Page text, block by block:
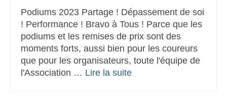
Podiums 2023 Partage ! Dépassement de soi
! Performance ! Bravo à Tous ! Parce que les
podiums et les remises de prix sont des
moments forts, aussi bien pour les coureurs
que pour les organisateurs, toute l'équipe de
l'Association … Lire la suite­­